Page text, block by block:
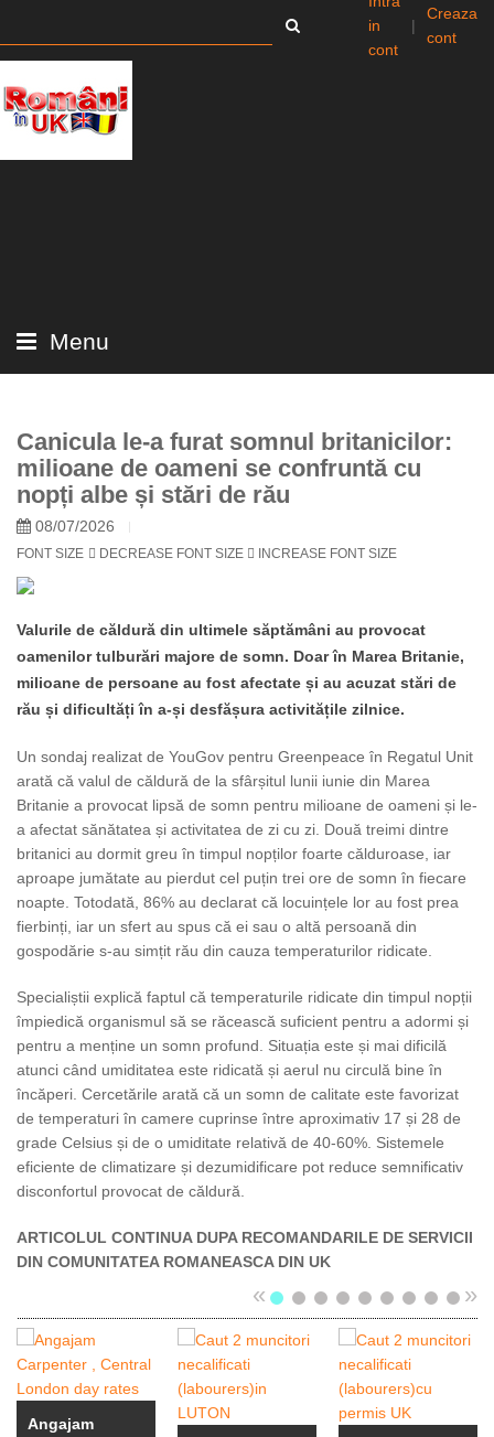
in
cont
|
Creaza
cont
Menu
Canicula le-a furat somnul britanicilor:
milioane de oameni se confruntă cu
nopți albe și stări de rău
08/07/2026
FONT SIZE DECREASE FONT SIZE INCREASE FONT SIZE
Valurile de căldură din ultimele săptămâni au provocat
oamenilor tulburări majore de somn. Doar în Marea Britanie,
milioane de persoane au fost afectate și au acuzat stări de
rău și dificultăți în a-și desfășura activitățile zilnice.
Un sondaj realizat de YouGov pentru Greenpeace în Regatul Unit
arată că valul de căldură de la sfârșitul lunii iunie din Marea
Britanie a provocat lipsă de somn pentru milioane de oameni și le-
a afectat sănătatea și activitatea de zi cu zi. Două treimi dintre
britanici au dormit greu în timpul nopților foarte călduroase, iar
aproape jumătate au pierdut cel puțin trei ore de somn în fiecare
noapte. Totodată, 86% au declarat că locuințele lor au fost prea
fierbinți, iar un sfert au spus că ei sau o altă persoană din
gospodărie s-au simțit rău din cauza temperaturilor ridicate.
Specialiștii explică faptul că temperaturile ridicate din timpul nopții
împiedică organismul să se răcească suficient pentru a adormi și
pentru a menține un somn profund. Situația este și mai dificilă
atunci când umiditatea este ridicată și aerul nu circulă bine în
încăperi. Cercetările arată că un somn de calitate este favorizat
de temperaturi în camere cuprinse între aproximativ 17 și 28 de
grade Celsius și de o umiditate relativă de 40-60%. Sistemele
eficiente de climatizare și dezumidificare pot reduce semnificativ
disconfortul provocat de căldură.
ARTICOLUL CONTINUA DUPA RECOMANDARILE DE SERVICII
DIN COMUNITATEA ROMANEASCA DIN UK
« »
Angajam